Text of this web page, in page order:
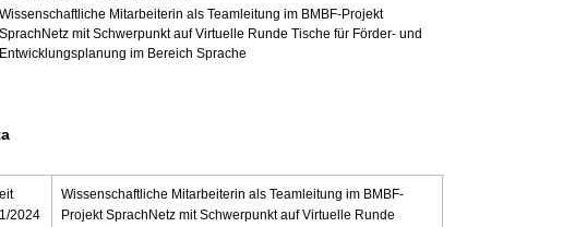
Wissenschaftliche Mitarbeiterin als Teamleitung im BMBF-Projekt
SprachNetz mit Schwerpunkt auf Virtuelle Runde Tische für Förder- und
Entwicklungsplanung im Bereich Sprache
2024
Wissenschaftliche Mitarbeiterin als Teamleitung im BMBF-
Projekt SprachNetz mit Schwerpunkt auf Virtuelle Runde